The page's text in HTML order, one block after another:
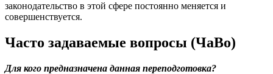
законодательство в этой сфере постоянно меняется и
совершенствуется.
Часто задаваемые вопросы (ЧаВо)
Для кого предназначена данная переподготовка?